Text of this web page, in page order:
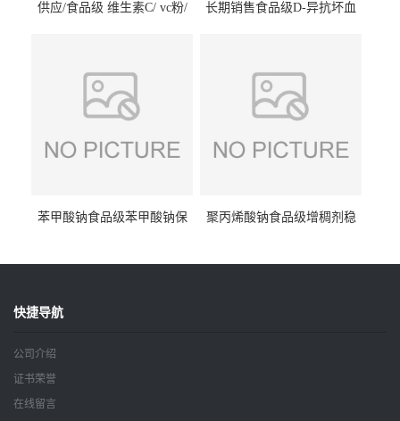
供应/食品级 维生素C/ vc粉/
长期销售食品级D-异抗坏血
苯甲酸钠食品级苯甲酸钠保
聚丙烯酸钠食品级增稠剂稳
快捷导航
公司介绍
证书荣誉
在线留言